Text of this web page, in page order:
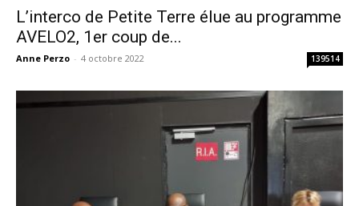
L’interco de Petite Terre élue au programme
AVELO2, 1er coup de...
Anne Perzo - 4 octobre 2022 139514